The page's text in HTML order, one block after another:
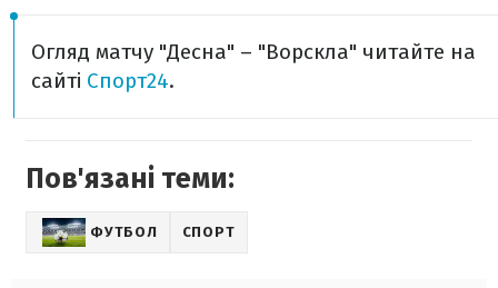
Огляд матчу "Десна" – "Ворскла" читайте на
сайті Спорт24.
Пов'язані теми:
ФУТБОЛ СПОРТ